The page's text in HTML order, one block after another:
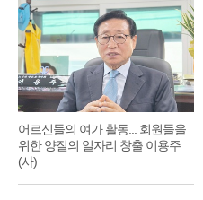
어르신들의 여가 활동... 회원들을
위한 양질의 일자리 창출 이용주
(사)